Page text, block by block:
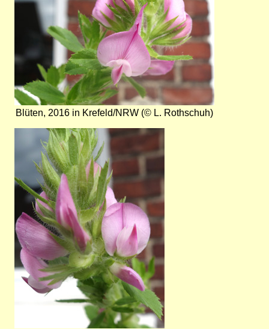
Blüten, 2016 in Krefeld/NRW (© L. Rothschuh)